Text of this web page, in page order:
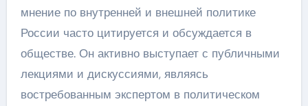
мнение по внутренней и внешней политике
России часто цитируется и обсуждается в
обществе. Он активно выступает с публичными
лекциями и дискуссиями, являясь
востребованным экспертом в политическом